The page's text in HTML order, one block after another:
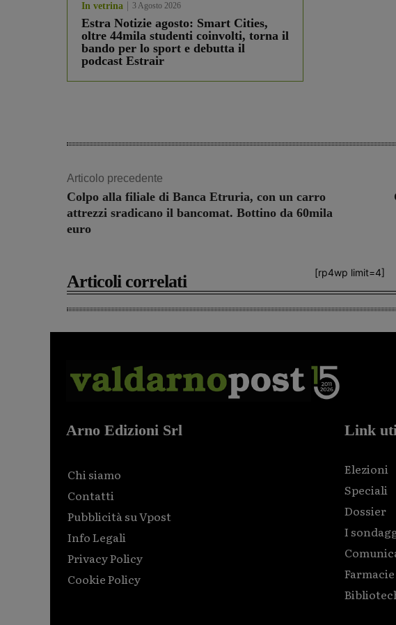
In vetrina 3 Agosto 2026
Estra Notizie agosto: Smart Cities,
oltre 44mila studenti coinvolti, torna il
bando per lo sport e debutta il
podcast Estrair
Articolo precedente
Colpo alla filiale di Banca Etruria, con un carro
attrezzi sradicano il bancomat. Bottino da 60mila
euro
[rp4wp limit=4]
Articoli correlati
Arno Edizioni Srl
Chi siamo
Contatti
Pubblicità su Vpost
Info Legali
Privacy Policy
Cookie Policy
Link
Elezioni
Speciali
Dossier
I
Farmacie